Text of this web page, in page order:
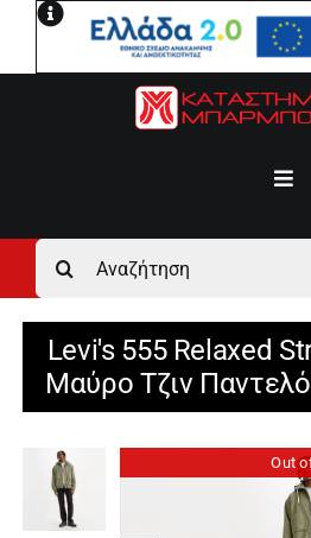
Μετάβαση
Αρχική
Ανδρικά
Γυναικεία
Αγόρι
Αναζήτηση
για:
Levi's 555 Relaxed
Μαύρo Τζιν
Out